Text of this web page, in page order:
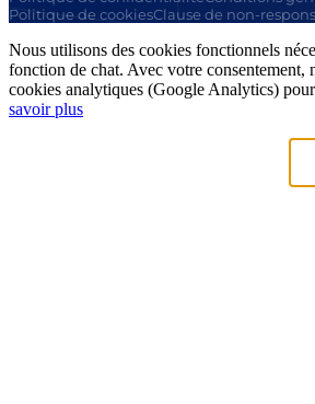
Politique de cookiesClause de non-
Nous utilisons des cookies fonctionnels
fonction de chat. Avec votre consentement,
cookies analytiques (Google Analytics)
savoir plus